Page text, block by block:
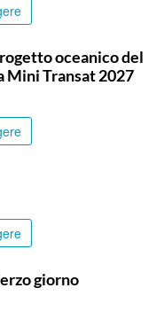
oceanico del
Mini Transat 2027
giorno